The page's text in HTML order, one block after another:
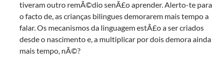
tiveram outro remÃ©dio senÃ£o aprender. Alerto-te para
o facto de, as crianças bilingues demorarem mais tempo a
falar. Os mecanismos da linguagem estÃ£o a ser criados
desde o nascimento e, a multiplicar por dois demora ainda
mais tempo, nÃ©?